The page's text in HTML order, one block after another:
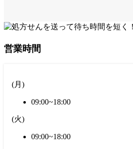
営業時間
(月 )
09:00~18:00
(火)
09:00~18:00